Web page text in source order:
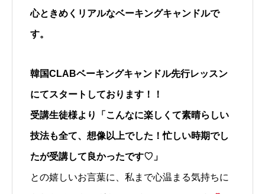
心ときめくリアルなベーキングキャンドルで
す。
韓国CLABベーキングキャンドル先行レッスン
にてスタートしております！！
受講生徒様より「こんなに楽しくて素晴らしい
技法も全て、想像以上でした！忙しい時期でし
たが受講して良かったです♡」
との嬉しいお言葉に、私まで心温まる気持ちに